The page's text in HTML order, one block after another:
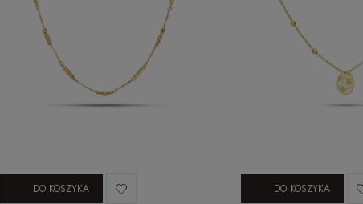
DO KOSZYKA DO KOSZYKA